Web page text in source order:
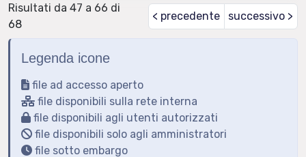
Risultati da 47 a 66 di
68
< precedente successivo >
Legenda icone
file ad accesso aperto
file disponibili sulla rete interna
file disponibili agli utenti autorizzati
file disponibili solo agli amministratori
file sotto embargo